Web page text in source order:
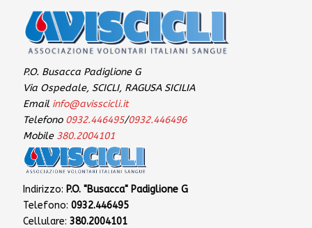
P.O. Busacca Padiglione G
Via Ospedale, SCICLI, RAGUSA SICILIA
Email info@avisscicli.it
Telefono 0932.446495/0932.446496
Mobile 380.2004101
Indirizzo: P.O. "Busacca" Padiglione G
Telefono: 0932.446495
Cellulare: 380.2004101